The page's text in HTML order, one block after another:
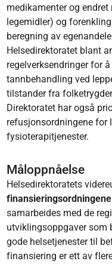
medikamenter og
legemidler) og
beregning av
Helsedirektoratet blant
regelverksendringer for
tannbehandling ved
tilstander fra
Direktoratet har også
refusjonsordningene for
fysioterapitjenester.
Måloppnåelse
Helsedirektoratets
finansieringsordningene
samarbeides med de
utviklingsoppgaver som
gode helsetjenester til
finansiering er ett av